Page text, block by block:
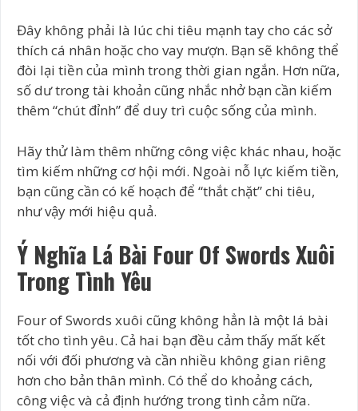
Đây không phải là lúc chi tiêu mạnh tay cho các sở
thích cá nhân hoặc cho vay mượn. Bạn sẽ không thể
đòi lại tiền của mình trong thời gian ngắn. Hơn nữa,
số dư trong tài khoản cũng nhắc nhở bạn cần kiếm
thêm “chút đỉnh” để duy trì cuộc sống của mình.
Hãy thử làm thêm những công việc khác nhau, hoặc
tìm kiếm những cơ hội mới. Ngoài nỗ lực kiếm tiền,
bạn cũng cần có kế hoạch để “thắt chặt” chi tiêu,
như vậy mới hiệu quả.
Ý Nghĩa Lá Bài Four Of Swords Xuôi
Trong Tình Yêu
Four of Swords xuôi cũng không hẳn là một lá bài
tốt cho tình yêu. Cả hai bạn đều cảm thấy mất kết
nối với đối phương và cần nhiều không gian riêng
hơn cho bản thân mình. Có thể do khoảng cách,
công việc và cả định hướng trong tình cảm nữa.